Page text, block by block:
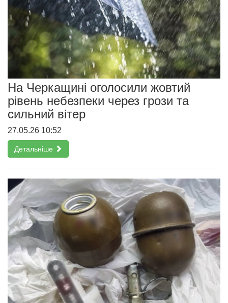
На Черкащині оголосили жовтий
рівень небезпеки через грози та
сильний вітер
27.05.26 10:52
Детальніше